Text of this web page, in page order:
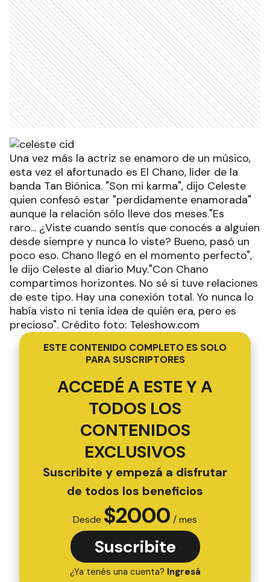
Una vez más la actriz se enamoro de un músico,
esta vez el afortunado es El Chano, líder de la
banda Tan Biónica. "Son mi karma", dijo Celeste
quien confesó estar "perdidamente enamorada"
aunque la relación sólo lleve dos meses."Es
raro... ¿Viste cuando sentís que conocés a alguien
desde siempre y nunca lo viste? Bueno, pasó un
poco eso. Chano llegó en el momento perfecto",
le dijo Celeste al diario Muy."Con Chano
compartimos horizontes. No sé si tuve relaciones
de este tipo. Hay una conexión total. Yo nunca lo
había visto ni tenía idea de quién era, pero es
precioso". Crédito foto: Teleshow.com
ESTE CONTENIDO COMPLETO ES SOLO
PARA SUSCRIPTORES
ACCEDÉ A ESTE Y A
TODOS LOS
CONTENIDOS
EXCLUSIVOS
Suscribite y empezá a disfrutar
de todos los beneficios
Desde $2000 / mes
Suscribite
¿Ya tenés una cuenta? Ingresá